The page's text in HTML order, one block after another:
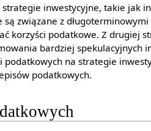
inwestycyjne, takie jak
związane z
korzyści podatkowe. Z drugiej
bardziej spekulacyjnych
podatkowych na strategie
podatkowych.